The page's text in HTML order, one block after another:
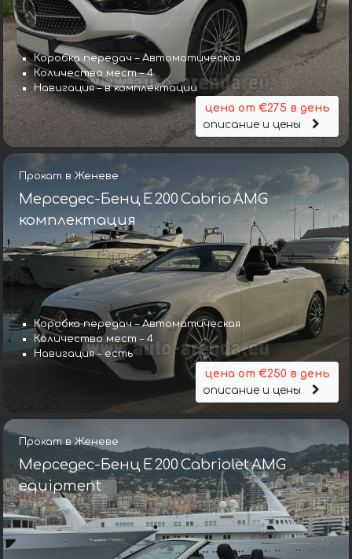
Коробка передач – Автоматическая
Количество мест – 4
Навигация – в комплектации
цена от €275 в день
описание и цены
Прокат в Женеве
Мерседес-Бенц E 200 Cabrio AMG
комплектация
Коробка передач – Автоматическая
Количество мест – 4
Навигация – есть
цена от €250 в день
описание и цены
Прокат в Женеве
Мерседес-Бенц E 200 Cabriolet AMG
equipment